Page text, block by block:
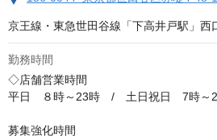
京王線・東急世田谷線「下高井戸駅」西
勤務時間
◇店舗営業時間
平日　８時～23時　/　土日祝日　7時
募集強化時間